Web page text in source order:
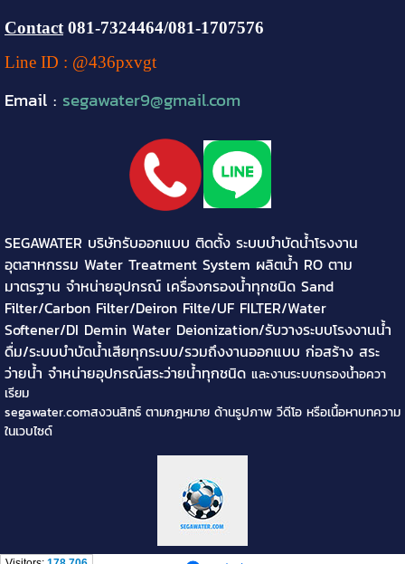
Contact 081-7324464/081-1707576
Line ID : @436pxvgt
Email : segawater9@gmail.com
SEGAWATER บริษัทรับออกแบบ ติดตั้ง ระบบบำบัดน้ำโรงงาน
อุตสาหกรรม Water Treatment System ผลิตน้ำ RO ตาม
มาตรฐาน จำหน่ายอุปกรณ์ เครื่องกรองน้ำทุกชนิด Sand
Filter/Carbon Filter/Deiron Filte/UF FILTER/Water
Softener/DI Demin Water Deionization/รับวางระบบโรงงานน้ำ
ดื่ม/ระบบบำบัดน้ำเสียทุกระบบ/รวมถึงงานออกแบบ ก่อสร้าง สระ
ว่ายน้ำ จำหน่ายอุปกรณ์สระว่ายน้ำทุกชนิด และงานระบบกรองน้ำอควา
เรียม
segawater.comสงวนสิทธ์ ตามกฎหมาย ด้านรูปภาพ วีดีโอ หรือเนื้อหาบทความ
ในเวบไซด์